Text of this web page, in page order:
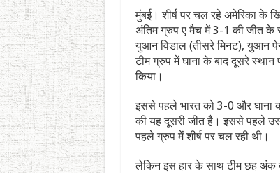
मुंबई। शीर्ष पर चल रहे अमेरिका के
अंतिम ग्रुप ए मैच में 3-1 की जीत के
युआन विडाल (तीसरे मिनट), युआन
टीम ग्रुप में घाना के बाद दूसरे स्थान
किया।
इससे पहले भारत को 3-0 और घाना
की यह दूसरी जीत है। इससे पहले
पहले ग्रुप में शीर्ष पर चल रही थी।
लेकिन इस हार के साथ टीम छह अंक